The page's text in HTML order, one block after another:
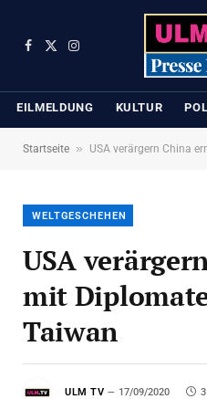
Facebook
X
Instagram
EILMELDUNG KULTUR
Startseite » USA verärgern China
WELTGESCHEHEN
USA
mit
Taiwan
ULM TV 17/09/2020